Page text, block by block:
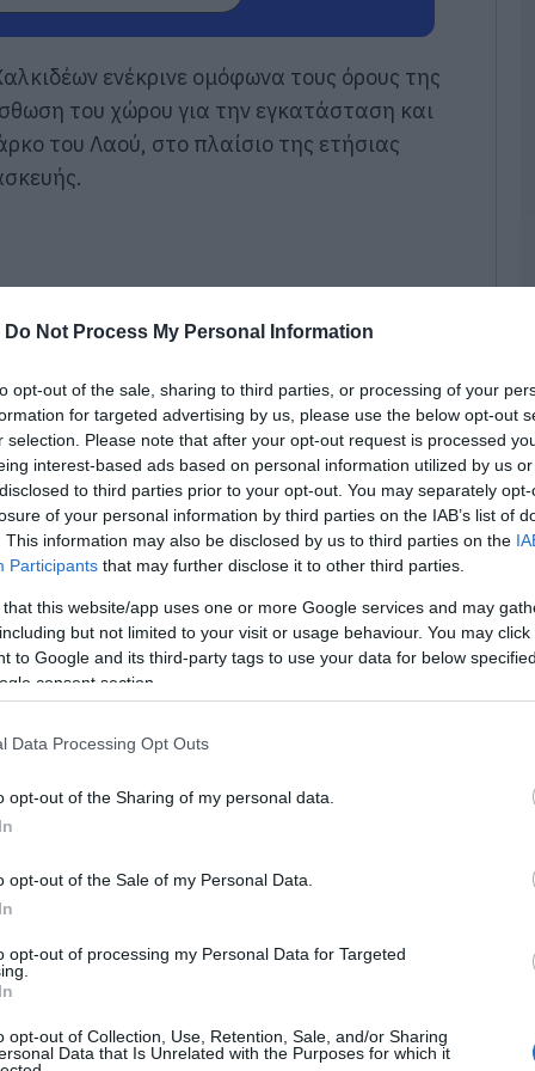
Do Not Process My Personal Information
opt-out of the sale, sharing to third parties, or processing of your
for targeted advertising by us, please use the below opt-out
selection. Please note that after your opt-out request is processed
interest-based ads based on personal information utilized by us
to third parties prior to your opt-out. You may separately
of your personal information by third parties on the IAB’s list of
This information may also be disclosed by us to third parties on the
Participants that may further disclose it to other third parties.
that this website/app uses one or more Google services and may
but not limited to your visit or usage behaviour. You may
to Google and its third-party tags to use your data for below
consent section.
Data Processing Opt Outs
opt-out of the Sharing of my personal data.
opt-out of the Sale of my Personal Data.
opt-out of processing my Personal Data for Targeted
opt-out of Collection, Use, Retention, Sale, and/or Sharing
Data that Is Unrelated with the Purposes for which it
ενέκρινε ομόφωνα τους όρους της
του χώρου για την εγκατάσταση και
του Λαού, στο πλαίσιο της ετήσιας
διεξαχθεί με τιμή εκκίνησης τις 13.000
καθορίζεται από τις 15 Ιουλίου έως
ότι ο ανάδοχος οφείλει να λάβει όλα τα
η νομοθεσία για την
Λούνα Παρκ. Παράλληλα, θα έχει την
ατύχημα ή περιστατικό ενδέχεται να
η διαδικασία επιλογής του μισθωτή,
και φέτος στο πλαίσιο της
η οποία προσελκύει κάθε χρόνο